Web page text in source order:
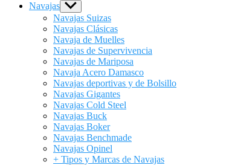
Navajas Show
sub
menu
Navajas Suizas
Navajas Clásicas
Navaja de Muelles
Navajas de Supervivencia
Navajas de Mariposa
Navaja Acero Damasco
Navajas deportivas y de Bolsillo
Navajas Gigantes
Navajas Cold Steel
Navajas Buck
Navajas Boker
Navajas Benchmade
Navajas Opinel
+ Tipos y Marcas de Navajas